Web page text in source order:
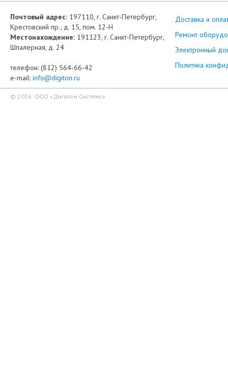
Почтовый адрес: 197110, г. Санкт-Петербург,
Крестовский пр., д. 15, пом. 12-Н
Местонахождение: 191123, г. Санкт-Петербург,
Шпалерная, д. 24
телефон: (812) 564-66-42
e-mail: info@digiton.ru
Доставка и
Ремонт
Электронный
Политика
© 2026 ООО «Дигитон Системс»